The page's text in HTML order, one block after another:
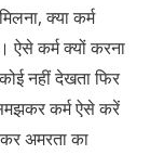
क्या कर्म
ऐसे कर्म क्यों करना
नहीं देखता फिर
समझकर कर्म ऐसे करें
अमरता का